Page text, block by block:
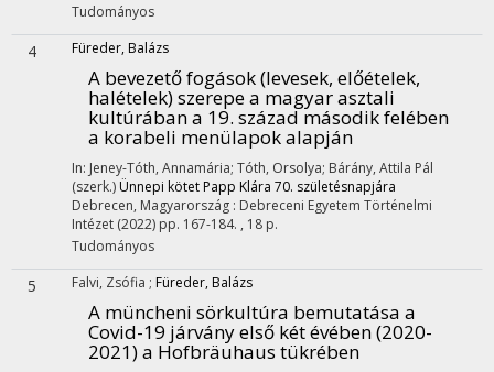
Tudományos
4 Füreder, Balázs
A bevezető fogások (levesek, előételek,
halételek) szerepe a magyar asztali
kultúrában a 19. század második felében
a korabeli menülapok alapján
In: Jeney-Tóth, Annamária; Tóth, Orsolya; Bárány, Attila Pál
(szerk.) Ünnepi kötet Papp Klára 70. születésnapjára
Debrecen, Magyarország : Debreceni Egyetem Történelmi
Intézet (2022) pp. 167-184. , 18 p.
Tudományos
5 Falvi, Zsófia ; Füreder, Balázs
A müncheni sörkultúra bemutatása a
Covid-19 járvány első két évében (2020-
2021) a Hofbräuhaus tükrében